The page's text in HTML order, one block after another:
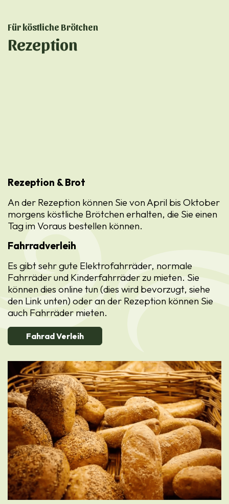
Für köstliche Brötchen
Rezeption
Rezeption & Brot
An der Rezeption können Sie von April bis Oktober
morgens köstliche Brötchen erhalten, die Sie einen
Tag im Voraus bestellen können.
Fahrradverleih
Es gibt sehr gute Elektrofahrräder, normale
Fahrräder und Kinderfahrräder zu mieten. Sie
können dies online tun (dies wird bevorzugt, siehe
den Link unten) oder an der Rezeption können Sie
auch Fahrräder mieten.
Fahrad Verleih